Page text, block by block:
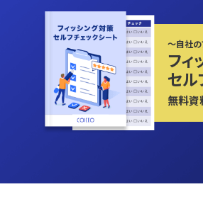
〜自社の
フィ
セル
無料資